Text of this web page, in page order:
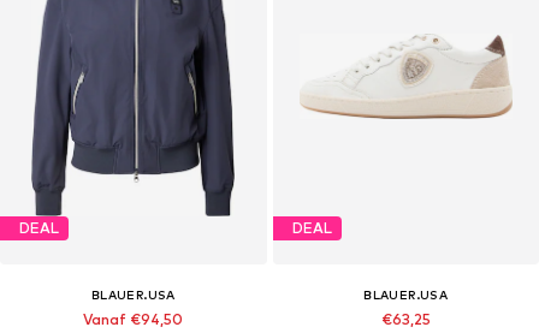
DEAL
BLAUER.USA
Vanaf €94,50
DEAL
BLAUER.USA
€63,25